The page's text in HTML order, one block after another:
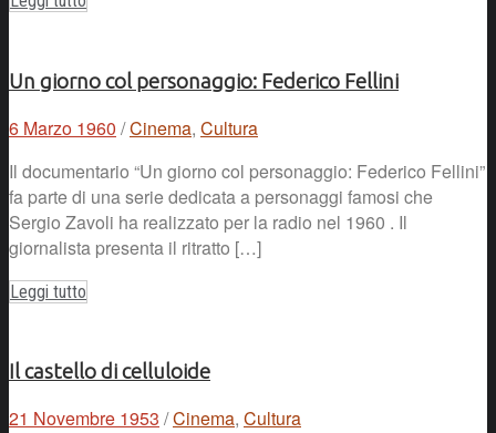
Un giorno col personaggio: Federico Fellini
6 Marzo 1960 /Cinema, Cultura
Il documentario “Un giorno col personaggio: Federico Fellini”
fa parte di una serie dedicata a personaggi famosi che
Sergio Zavoli ha realizzato per la radio nel 1960 . Il
giornalista presenta il ritratto […]
Leggi tutto
Il castello di celluloide
21 Novembre 1953 /Cinema, Cultura